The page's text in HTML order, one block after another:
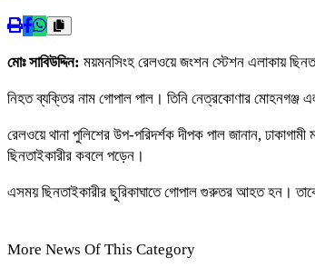
মোঃ সাবিউদ্দিন: ময়মনসিংহ রেলওয়ে জংশন স্টেশন এলাকায়
নিহত ব্যক্তির নাম গোপাল পাল। তিনি নেত্রকোণার মোহনগঞ্জ
রেলওয়ে থানা পুলিশের উপ-পরিদর্শক দীপক পাল জানান,
ছিনতাইকারীর কবলে পড়েন।
এসময় ছিনতাইকারীর ছুরিকাঘাতে গোপাল গুরুতর আহত হন।
More News Of This Category